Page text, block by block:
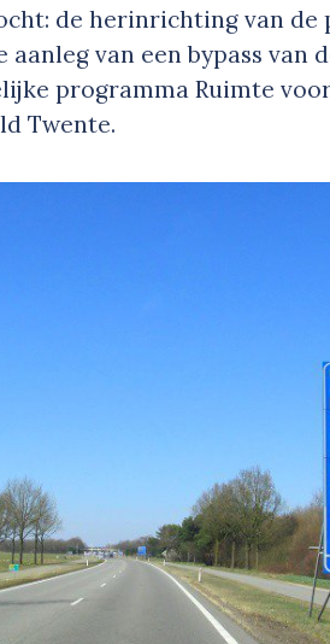
de herinrichting van de
van een bypass van
programma Ruimte
Twente.